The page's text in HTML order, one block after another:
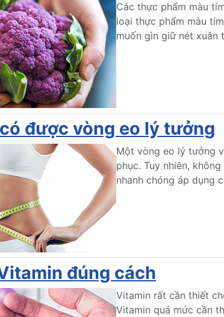
Các thực phẩm màu
loại thực phẩm màu
muốn gìn giữ nét xuân
được vòng eo lý tưởng
Một vòng eo lý tưởng
phục. Tuy nhiên,
nhanh chóng áp dụng
đúng cách
Vitamin rất cần thiết
Vitamin quá mức cần